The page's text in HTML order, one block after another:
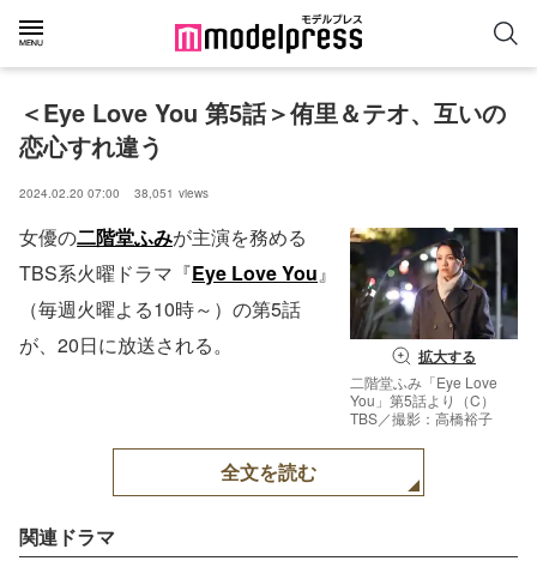
＜Eye Love You 第5話＞侑里＆テオ、互いの
恋心すれ違う
2024.02.20 07:00 38,051 views
拡大する
二階堂ふみ「Eye Love
You」第5話より（C）
TBS／撮影：高橋裕子
女優の二階堂ふみが主演を務める
TBS系火曜ドラマ『Eye Love You』
（毎週火曜よる10時～）の第5話
が、20日に放送される。
全文を読む
関連ドラマ